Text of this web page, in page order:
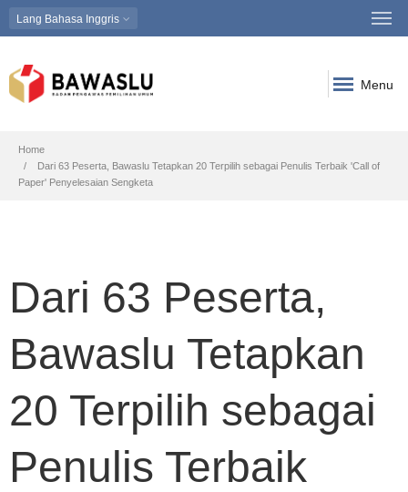
Lang Bahasa Inggris
Menu
Breadcrumb
Home
Dari 63 Peserta, Bawaslu Tetapkan 20 Terpilih sebagai Penulis Terbaik 'Call of
Paper' Penyelesaian Sengketa
Dari 63 Peserta,
Bawaslu Tetapkan
20 Terpilih sebagai
Penulis Terbaik